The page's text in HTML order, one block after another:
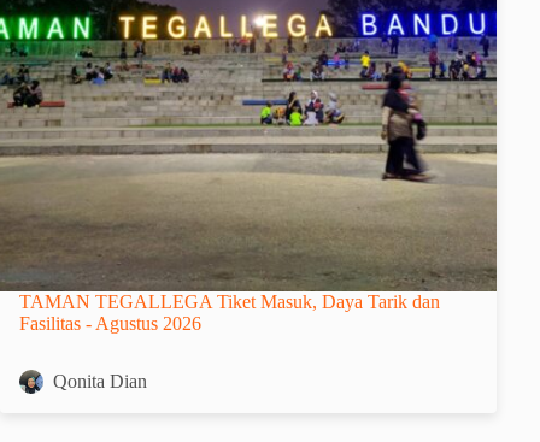
TAMAN TEGALLEGA Tiket Masuk, Daya Tarik dan
Fasilitas - Agustus 2026
Qonita Dian